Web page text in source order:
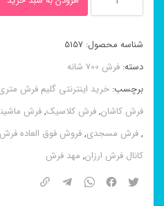
ماشینی
۸
رنگ
طرح
اهورا
فیلی
۷۰۰
شناسه محصول: 5157
دسته: فرش 700 شانه
برچسب: خرید اینترنتی گلیم فرش
فرش کاشان,فرش کلاسیک,فرش
,فرش مسجدی,فروش فوق العاده فرش
کانال فرش ارزان, مهد فرش